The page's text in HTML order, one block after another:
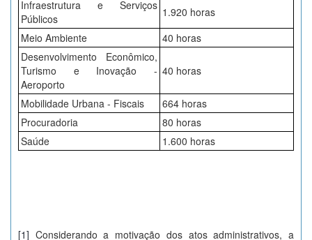
Infraestrutura e Serviços
Públicos
1.920 horas
Meio Ambiente
40 horas
Desenvolvimento Econômico,
Turismo e Inovação -
Aeroporto
40 horas
Mobilidade Urbana - Fiscais
664 horas
Procuradoria
80 horas
Saúde
1.600 horas
[1] Considerando a motivação dos atos administrativos, a